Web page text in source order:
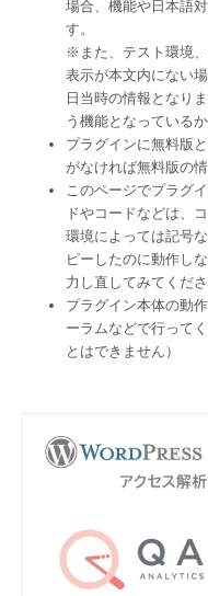
場合、機能や日本語
す。
※また、テスト環境
表示が本文内にない
日当時の情報となり
う機能となっている
プラグインに無料版
がなければ無料版の
このページでプラグ
ドやコードなどは、
環境によっては記号
ピーしたのに動作し
力し直してみてくださ
プラグイン本体の動
ーラムなどで行って
とはできません）